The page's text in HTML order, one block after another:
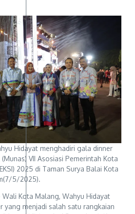
Hidayat menghadiri gala dinner
VII Asosiasi Pemerintah Kota
2025 di Taman Surya Balai Kota
5/2025).
Wali Kota Malang, Wahyu Hidayat
yang menjadi salah satu rangkaian